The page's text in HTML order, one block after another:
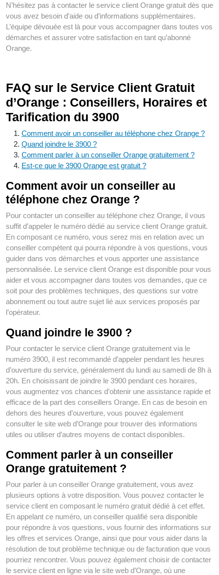
N’hésitez pas à contacter le service client Orange gratuit dès que
vous avez besoin d’aide ou d’informations supplémentaires.
L’équipe dévouée est là pour vous accompagner dans toutes vos
démarches et assurer votre satisfaction en tant qu’abonné
Orange.
FAQ sur le Service Client Gratuit
d’Orange : Conseillers, Horaires et
Tarification du 3900
Comment avoir un conseiller au téléphone chez Orange ?
Quand joindre le 3900 ?
Comment parler à un conseiller Orange gratuitement ?
Est-ce que le 3900 Orange est gratuit ?
Comment avoir un conseiller au
téléphone chez Orange ?
Pour contacter un conseiller au téléphone chez Orange, il vous
suffit d’appeler le numéro dédié au service client Orange gratuit.
En composant ce numéro, vous serez mis en relation avec un
conseiller compétent qui pourra répondre à vos questions, vous
guider dans vos démarches et vous apporter une assistance
personnalisée. Le service client Orange est disponible pour vous
aider et vous accompagner dans toutes vos demandes, que ce
soit pour des problèmes techniques, des questions sur votre
abonnement ou tout autre sujet lié aux services proposés par
l’opérateur.
Quand joindre le 3900 ?
Pour contacter le service client Orange gratuitement via le
numéro 3900, il est recommandé d’appeler pendant les heures
d’ouverture du service, généralement du lundi au samedi de 8h à
20h. En choisissant de joindre le 3900 pendant ces horaires,
vous augmentez vos chances d’obtenir une assistance rapide et
efficace de la part des conseillers Orange. En cas de besoin en
dehors des heures d’ouverture, vous pouvez également
consulter le site web d’Orange pour trouver des informations
utiles ou utiliser d’autres moyens de contact disponibles.
Comment parler à un conseiller
Orange gratuitement ?
Pour parler à un conseiller Orange gratuitement, vous avez
plusieurs options à votre disposition. Vous pouvez contacter le
service client en composant le numéro gratuit dédié à cet effet.
En appelant ce numéro, un conseiller qualifié sera disponible
pour répondre à vos questions, vous fournir des informations sur
les offres et services Orange, ainsi que pour vous aider dans la
résolution de tout problème technique ou de facturation que vous
pourriez rencontrer. Vous pouvez également choisir de contacter
le service client en ligne via le site web d’Orange, où une